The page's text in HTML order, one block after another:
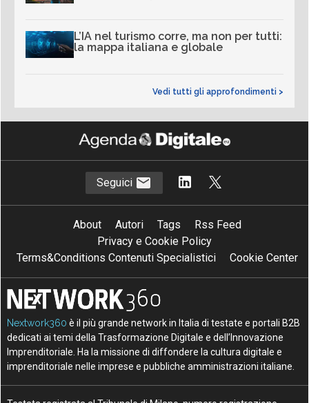
L’IA nel turismo corre, ma non per tutti:
la mappa italiana e globale
Vedi tutti gli approfondimenti >
Seguici
About Autori Tags
Rss Feed
Privacy e Cookie Policy
Terms&Conditions Contenuti Specialistici
Cookie Center
Nextwork360 è il più grande network in Italia di testate e portali B2B
dedicati ai temi della Trasformazione Digitale e dell’Innovazione
Imprenditoriale. Ha la missione di diffondere la cultura digitale e
imprenditoriale nelle imprese e pubbliche amministrazioni italiane.